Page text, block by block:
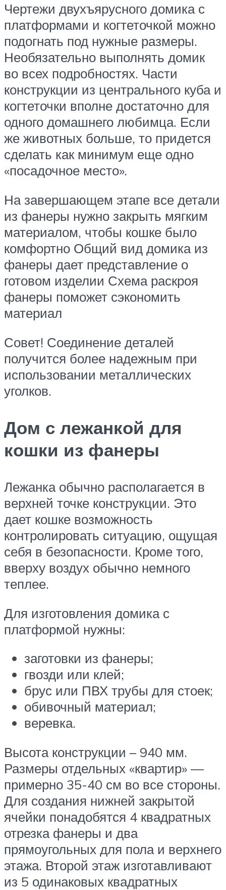
Чертежи двухъярусного домика с
платформами и когтеточкой можно
подогнать под нужные размеры.
Необязательно выполнять домик
во всех подробностях. Части
конструкции из центрального куба и
когтеточки вполне достаточно для
одного домашнего любимца. Если
же животных больше, то придется
сделать как минимум еще одно
«посадочное место».
На завершающем этапе все детали
из фанеры нужно закрыть мягким
материалом, чтобы кошке было
комфортно Общий вид домика из
фанеры дает представление о
готовом изделии Схема раскроя
фанеры поможет сэкономить
материал
Совет! Соединение деталей
получится более надежным при
использовании металлических
уголков.
Дом с лежанкой для
кошки из фанеры
Лежанка обычно располагается в
верхней точке конструкции. Это
дает кошке возможность
контролировать ситуацию, ощущая
себя в безопасности. Кроме того,
вверху воздух обычно немного
теплее.
Для изготовления домика с
платформой нужны:
заготовки из фанеры;
гвозди или клей;
брус или ПВХ трубы для стоек;
обивочный материал;
веревка.
Высота конструкции – 940 мм.
Размеры отдельных «квартир» —
примерно 35-40 см во все стороны.
Для создания нижней закрытой
ячейки понадобятся 4 квадратных
отрезка фанеры и два
прямоугольных для пола и верхнего
этажа. Второй этаж изготавливают
из 5 одинаковых квадратных